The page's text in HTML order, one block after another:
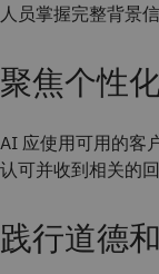
人员掌握完整背景
聚焦个性
AI 应使用可用的客
认可并收到相关的
践行道德